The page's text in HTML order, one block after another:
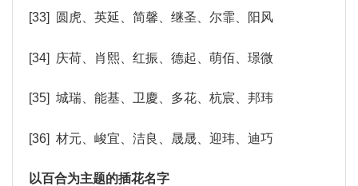
[33] 圆虎、英延、简馨、继圣、尔霏、阳风
[34] 庆荷、肖熙、红振、德起、萌佰、璟微
[35] 城瑞、能基、卫慶、多花、杭宸、邦玮
[36] 材元、峻宜、洁良、晟晟、迎玮、迪巧
以百合为主题的插花名字